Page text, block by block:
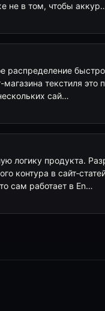
не в том, чтобы
распределение
текстиля это
сай…
логику продукта.
контура в
сам работает в En…